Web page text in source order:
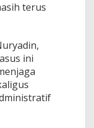
terus
ini